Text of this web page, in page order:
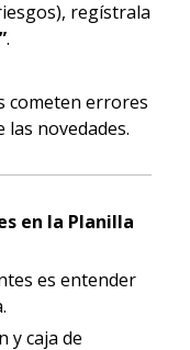
regístrala
.
cometen errores
novedades.
en la Planilla
es entender
y caja de